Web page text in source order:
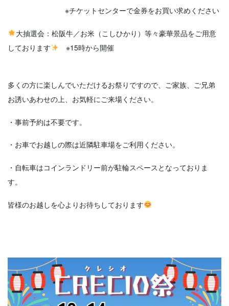
※チケットセンターで金券をお買い求めください
大抽選会：松阪牛／お米（こしひかり）等々豪華景品をご用意
しております
※15時から開催
多くの方に楽しんでいただけるお祭りですので、ご家族、ご兄弟
お誘いあわせの上、お気軽にご来場ください。
・事前予約は不要です。
・お車でお越しの際は近隣駐車場をご利用ください。
・自転車はコインランドリー前が駐輪スペースとなっておりま
す。
皆様のお越しを心よりお待ちしております